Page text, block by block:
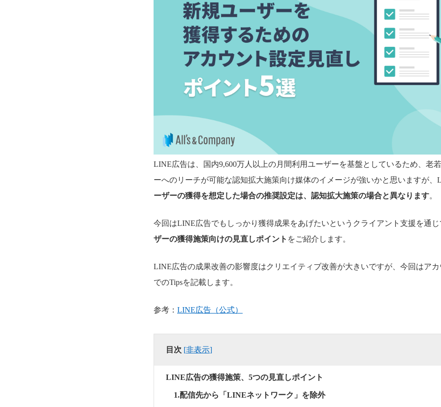
LINE広告は、国内9,600万人以上の月間利用ユーザーを基盤としているため、老
ーへのリーチが可能な認知拡大施策向け媒体のイメージが強いかと思いますが、
ーザーの獲得を想定した場合の推奨設定は、認知拡大施策の場合と異なります。
今回はLINE広告でもしっかり獲得成果をあげたいというクライアント支援を通じ
ザーの獲得施策向けの見直しポイント をご紹介します。
LINE広告の成果改善の影響度はクリエイティブ改善が大きいですが、今回はア
でのTipsを記載します。
参考： LINE広告（公式）
目次 [非表示]
LINE広告の獲得施策、5つの見直しポイント
1.配信先から「LINEネットワーク」を除外